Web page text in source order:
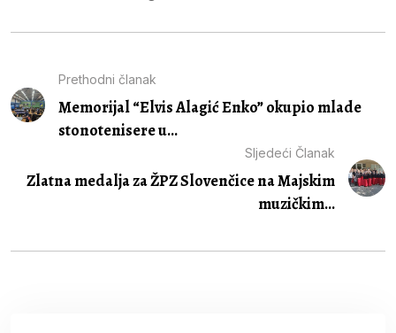
Prethodni članak
Memorijal “Elvis Alagić Enko” okupio mlade
stonotenisere u...
Sljedeći Članak
Zlatna medalja za ŽPZ Slovenčice na Majskim
muzičkim...